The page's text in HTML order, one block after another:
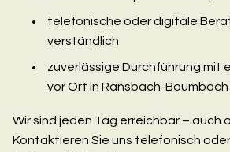
telefonische oder digitale
verständlich
zuverlässige Durchführung mit
vor Ort in Ransbach-Baumbach
Wir sind jeden Tag erreichbar – auch
Kontaktieren Sie uns telefonisch